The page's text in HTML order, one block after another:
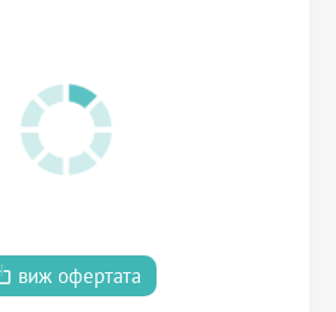
виж офертата